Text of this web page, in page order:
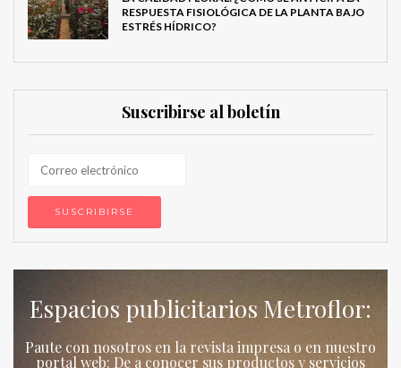
RESPUESTA FISIOLÓGICA DE LA PLANTA BAJO
ESTRÉS HÍDRICO?
Suscribirse al boletín
Espacios publicitarios Metroflor:
Paute con nosotros en la revista impresa o en nuestro
portal web: De a conocer sus productos y servicios